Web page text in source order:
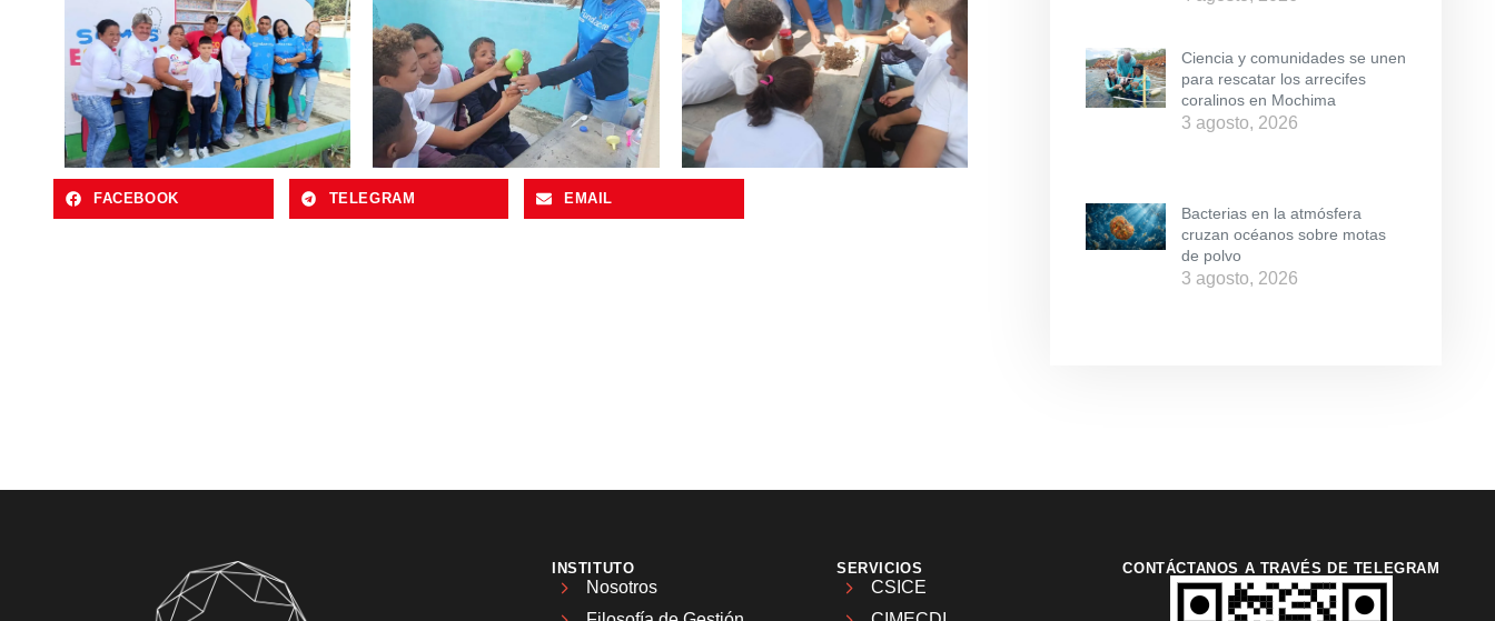
FACEBOOK TELEGRAM EMAIL
Ciencia y comunidades se unen
para rescatar los arrecifes
coralinos en Mochima
3 agosto, 2026
Bacterias en la atmósfera
cruzan océanos sobre motas
de polvo
3 agosto, 2026
INSTITUTO
Nosotros
SERVICIOS
CSICE
CONTÁCTANOS A TRAVÉS DE TELEGRAM